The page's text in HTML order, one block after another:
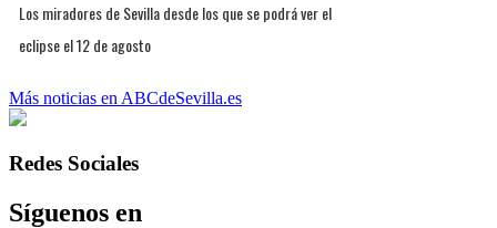
Los miradores de Sevilla desde los que se podrá ver el
eclipse el 12 de agosto
Más noticias en ABCdeSevilla.es
Redes Sociales
Síguenos en